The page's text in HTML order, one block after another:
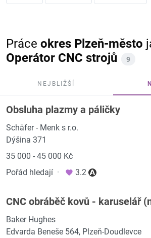
Práce okres Plzeň-město
Operátor CNC strojů
9
NEJBLIŽŠÍ
Obsluha plazmy a páličky
Schäfer - Menk s r.o.
Dýšina 371
35 000 - 45 000 Kč
Pořád hledají · 3.2
CNC obráběč kovů - karuselář
Baker Hughes
Edvarda Beneše 564, Plzeň-Doudlevce